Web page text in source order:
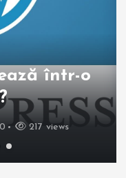
într-o
0 217 views